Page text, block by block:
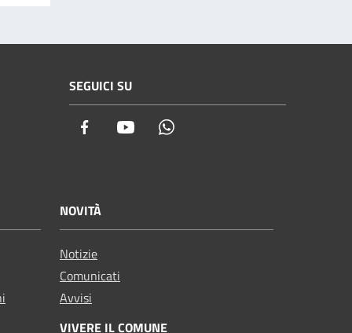
SEGUICI SU
Facebook Youtube
NOVITÀ
Notizie
Comunicati
Avvisi
VIVERE IL COMUNE